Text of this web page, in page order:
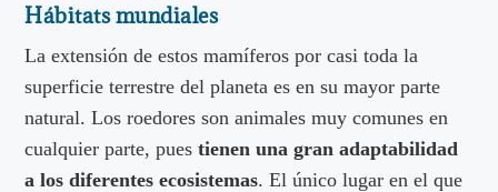
Hábitats mundiales
La extensión de estos mamíferos por casi toda la
superficie terrestre del planeta es en su mayor parte
natural. Los roedores son animales muy comunes en
cualquier parte, puestienen una gran adaptabilidad
a los diferentes ecosistemas. El único lugar en el que